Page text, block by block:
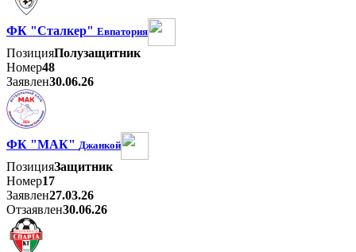
ФК "Сталкер" Евпатория
ПозицияПолузащитник
Номер48
Заявлен30.06.26
ФК "МАК" Джанкой
ПозицияЗащитник
Номер17
Заявлен27.03.26
Отзаявлен30.06.26